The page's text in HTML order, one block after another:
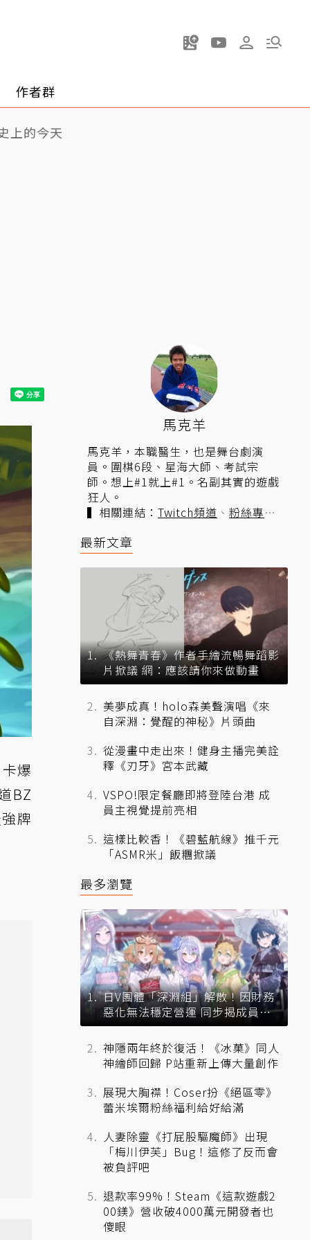
作者群
上的今天
爆
BZ
牌
馬克羊
馬克羊，本職醫生，也是舞台劇演
員。圍棋6段、星海大師、考試宗
師。想上#1就上#1。名副其實的遊戲
狂人。
▍相關連結： Twitch頻道 、 粉絲專
最新文章
《熱舞青春》作者手繪流暢舞蹈影
片掀議 網：應該請你來做動畫
美夢成真！holo森美聲演唱《來
自深淵：覺醒的神秘》片頭曲
從漫畫中走出來！健身主播完美詮
釋《刃牙》宮本武藏
VSPO!限定餐廳即將登陸台港 成
員主視覺提前亮相
這樣比較香！《碧藍航線》推千元
「ASMR米」飯糰掀議
最多瀏覽
日V團體「深淵組」解散！因財務
惡化無法穩定營運 同步揭成員未
來去向
神隱兩年終於復活！《冰菓》同人
神繪師回歸 P站重新上傳大量創作
展現大胸襟！Coser扮《絕區零》
蕾米埃爾粉絲福利給好給滿
人妻除靈《打屁股驅魔師》出現
「梅川伊芙」Bug！這修了反而會
被負評吧
退款率99%！Steam《這款遊戲2
00鎂》營收破4000萬元開發者也
傻眼